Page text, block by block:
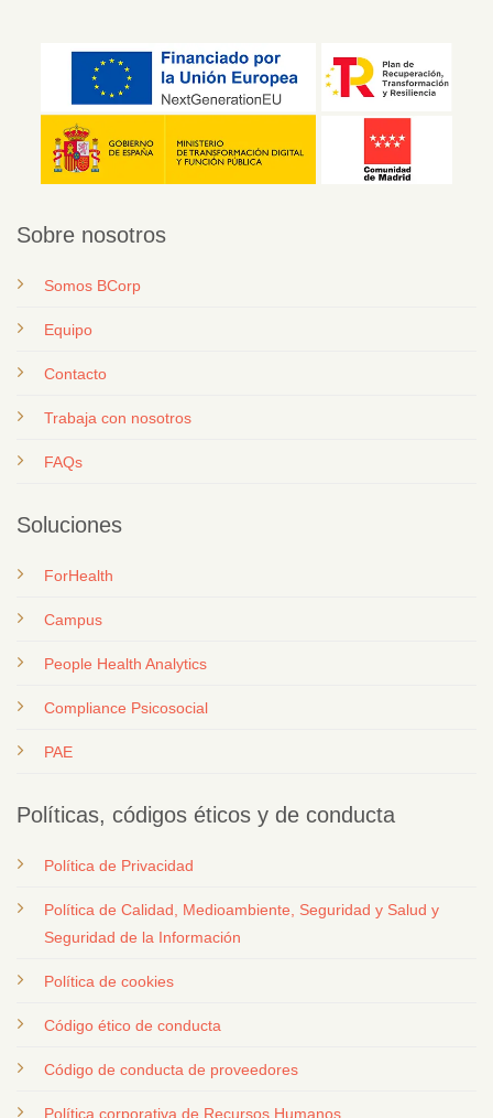
Sobre nosotros
Somos BCorp
Equipo
Contacto
Trabaja con nosotros
FAQs
Soluciones
ForHealth
Campus
People Health Analytics
Compliance Psicosocial
PAE
Políticas, códigos éticos y de conducta
Política de Privacidad
Política de Calidad, Medioambiente, Seguridad y Salud y
Seguridad de la Información
Política de cookies
Código ético de conducta
Código de conducta de proveedores
Política corporativa de Recursos Humanos